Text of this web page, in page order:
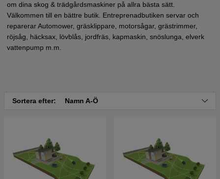
om dina skog & trädgårdsmaskiner på allra bästa sätt.
Välkommen till en bättre butik. Entreprenadbutiken servar och
reparerar Automower, gräsklippare, motorsågar, grästrimmer,
röjsåg, häcksax, lövblås, jordfräs, kapmaskin, snöslunga, elverk
vattenpump m.m.
Sortera efter: Namn A-Ö